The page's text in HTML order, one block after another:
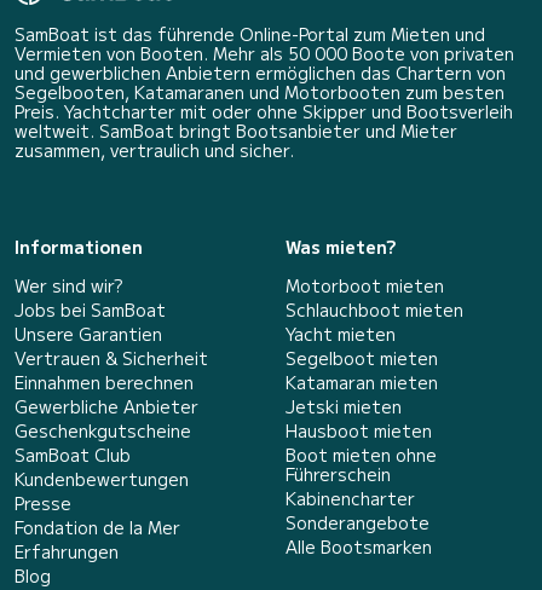
SamBoat ist das führende Online-Portal zum Mieten und
Vermieten von Booten. Mehr als 50 000 Boote von privaten
und gewerblichen Anbietern ermöglichen das Chartern von
Segelbooten, Katamaranen und Motorbooten zum besten
Preis. Yachtcharter mit oder ohne Skipper und Bootsverleih
weltweit. SamBoat bringt Bootsanbieter und Mieter
zusammen, vertraulich und sicher.
Informationen
Wer sind wir?
Jobs bei SamBoat
Unsere Garantien
Vertrauen & Sicherheit
Einnahmen berechnen
Gewerbliche Anbieter
Geschenkgutscheine
SamBoat Club
Kundenbewertungen
Presse
Fondation de la Mer
Erfahrungen
Blog
Was mieten?
Motorboot mieten
Schlauchboot mieten
Yacht mieten
Segelboot mieten
Katamaran mieten
Jetski mieten
Hausboot mieten
Boot mieten ohne
Führerschein
Kabinencharter
Sonderangebote
Alle Bootsmarken